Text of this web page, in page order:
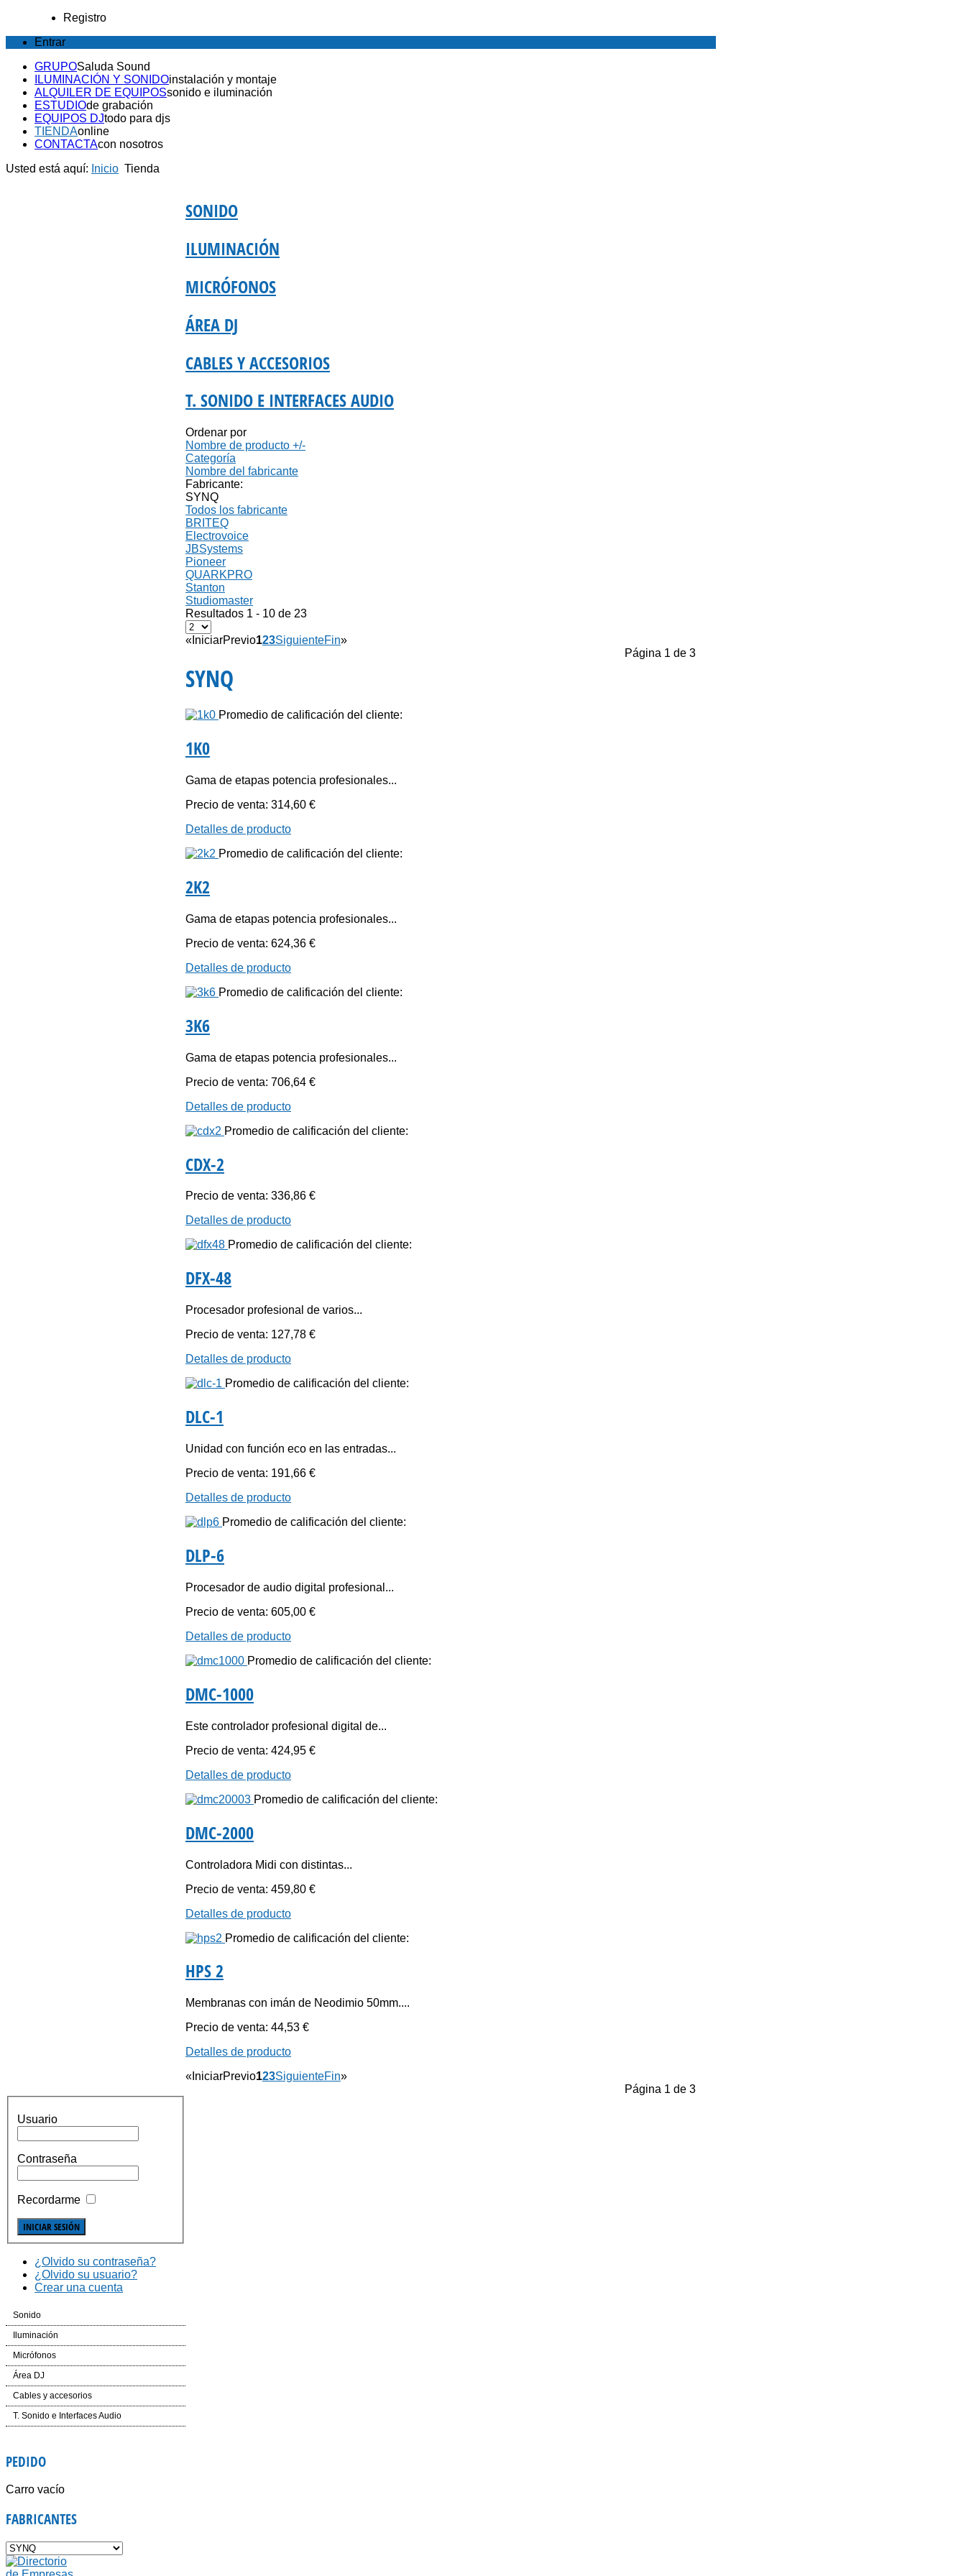
Registro
Entrar
GRUPOSaluda Sound
ILUMINACIÓN Y SONIDOinstalación y montaje
ALQUILER DE EQUIPOSsonido e iluminación
ESTUDIOde grabación
EQUIPOS DJtodo para djs
TIENDAonline
CONTACTAcon nosotros
Usted está aquí: Inicio Tienda
SONIDO
ILUMINACIÓN
MICRÓFONOS
ÁREA DJ
CABLES Y ACCESORIOS
T. SONIDO E INTERFACES AUDIO
Ordenar por
Nombre de producto +/-
Categoría
Nombre del fabricante
Fabricante:
SYNQ
Todos los fabricante
BRITEQ
Electrovoice
JBSystems
Pioneer
QUARKPRO
Stanton
Studiomaster
Resultados 1 - 10 de 23
« IniciarPrevio123SiguienteFin»
Página 1 de 3
SYNQ
Promedio de calificación del cliente:
1K0
Gama de etapas potencia profesionales...
Precio de venta: 314,60 €
Detalles de producto
Promedio de calificación del cliente:
2K2
Gama de etapas potencia profesionales...
Precio de venta: 624,36 €
Detalles de producto
Promedio de calificación del cliente:
3K6
Gama de etapas potencia profesionales...
Precio de venta: 706,64 €
Detalles de producto
Promedio de calificación del cliente:
CDX-2
Precio de venta: 336,86 €
Detalles de producto
Promedio de calificación del cliente:
DFX-48
Procesador profesional de varios...
Precio de venta: 127,78 €
Detalles de producto
Promedio de calificación del cliente:
DLC-1
Unidad con función eco en las entradas...
Precio de venta: 191,66 €
Detalles de producto
Promedio de calificación del cliente:
DLP-6
Procesador de audio digital profesional...
Precio de venta: 605,00 €
Detalles de producto
Promedio de calificación del cliente:
DMC-1000
Este controlador profesional digital de...
Precio de venta: 424,95 €
Detalles de producto
Promedio de calificación del cliente:
DMC-2000
Controladora Midi con distintas...
Precio de venta: 459,80 €
Detalles de producto
Promedio de calificación del cliente:
HPS 2
Membranas con imán de Neodimio 50mm....
Precio de venta: 44,53 €
Detalles de producto
« IniciarPrevio123SiguienteFin»
Página 1 de 3
Usuario
Contraseña
Recordarme
¿Olvido su contraseña?
¿Olvido su usuario?
Crear una cuenta
Sonido
Cajas Automplificadas
Etapas de potencia y amplificadores
Dinámica
Auriculares
Iluminación
Efectos LED
Cabezas LED
Controladores
Micrófonos
Inalámbricos
Conferencias e Instalación
Voz e Instrumentos
Área DJ
CD´S
Mesas de Mezcla
Giradiscos
Cables y accesorios
Iluminación y corriente
T. Sonido e Interfaces Audio
PEDIDO
Carro vacío
FABRICANTES